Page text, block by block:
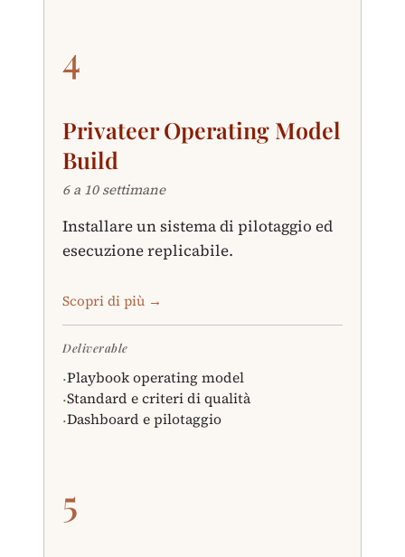
4
Privateer Operating Model
Build
6 a 10 settimane
Installare un sistema di pilotaggio ed
esecuzione replicabile.
Scopri di più →
Deliverable
·Playbook operating model
·Standard e criteri di qualità
·Dashboard e pilotaggio
5